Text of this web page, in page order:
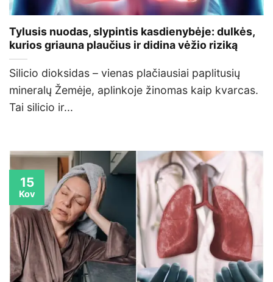
Tylusis nuodas, slypintis kasdienybėje: dulkės,
kurios griauna plaučius ir didina vėžio riziką
Silicio dioksidas – vienas plačiausiai paplitusių
mineralų Žemėje, aplinkoje žinomas kaip kvarcas.
Tai silicio ir...
15
Kov